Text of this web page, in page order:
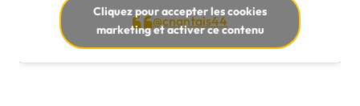
@cnantais44
Cliquez pour accepter les cookies
marketing et activer ce contenu